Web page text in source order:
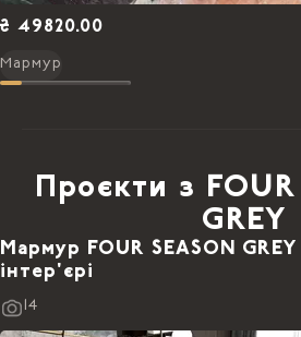
₴ 49820.00
Мармур
Проєкти з FOUR
GREY
Мармур FOUR SEASON GREY
інтер'єрі
14